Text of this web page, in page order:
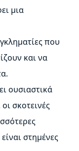
μια
που
και να
ουσιαστικά
σκοτεινές
στημένες